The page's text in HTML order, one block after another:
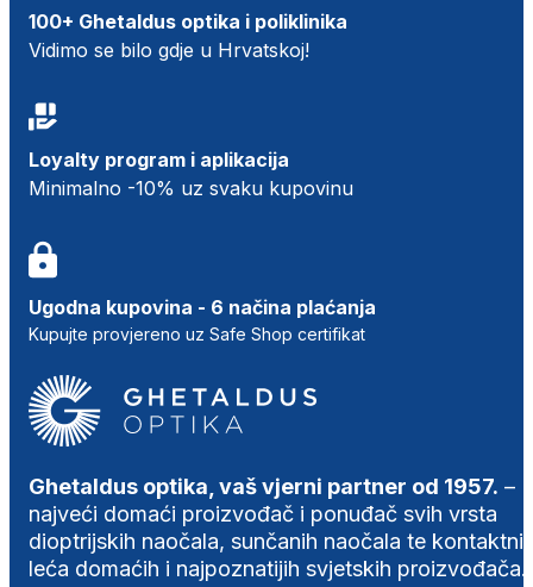
100+ Ghetaldus optika i poliklinika
Vidimo se bilo gdje u Hrvatskoj!
Loyalty program i aplikacija
Minimalno -10% uz svaku kupovinu
Ugodna kupovina - 6 načina plaćanja
Kupujte provjereno uz Safe Shop certifikat
Ghetaldus optika, vaš vjerni partner od 1957. –
najveći domaći proizvođač i ponuđač svih vrsta
dioptrijskih naočala, sunčanih naočala te
leća domaćih i najpoznatijih svjetskih proizvođača.